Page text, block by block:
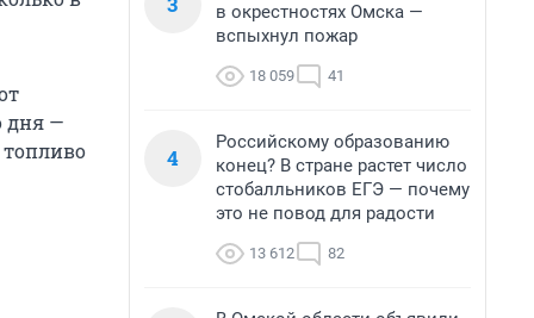
дня —
топливо
в окрестностях Омска —
вспыхнул пожар
18 059 41
4
Российскому образованию
конец? В стране растет число
стобалльников ЕГЭ — почему
это не повод для радости
13 612 82